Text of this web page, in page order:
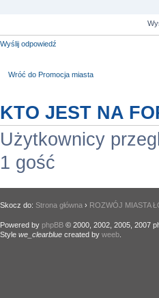
Wyślij odpowiedź
Wróć do Promocja miasta
KTO JEST NA
Użytkownicy
1 gość
Skocz do: Strona główna › ROZWÓJ MIASTA
Powered by phpBB © 2000, 2002, 2005, 2007
Style we_clearblue created by weeb